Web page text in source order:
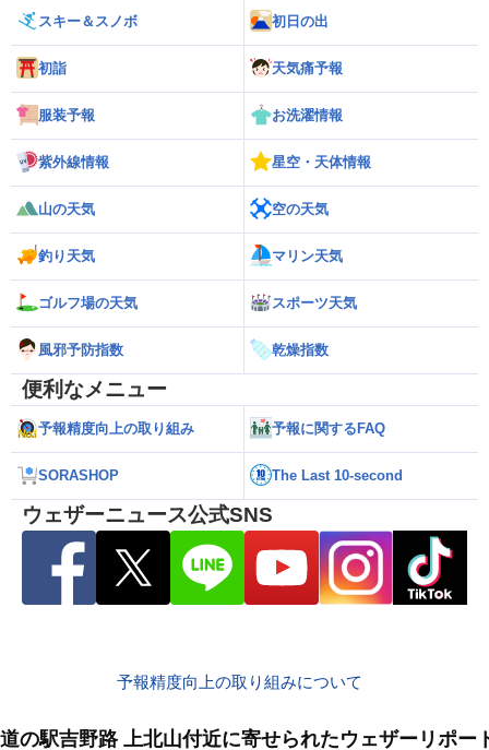
スキー＆スノボ 初日の出
初詣 天気痛予報
服装予報 お洗濯情報
紫外線情報 星空・天体情報
山の天気 空の天気
釣り天気 マリン天気
ゴルフ場の天気 スポーツ天気
風邪予防指数 乾燥指数
便利なメニュー
予報精度向上の取り組み 予報に関するFAQ
SORASHOP The Last 10-second
ウェザーニュース公式SNS
予報精度向上の取り組みについて
道の駅吉野路 上北山付近に寄せられたウェザーリポー